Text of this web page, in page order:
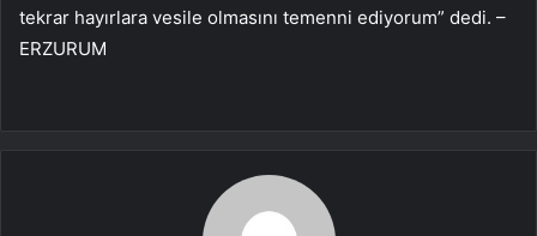
tekrar hayırlara vesile olmasını temenni ediyorum” dedi. –
ERZURUM